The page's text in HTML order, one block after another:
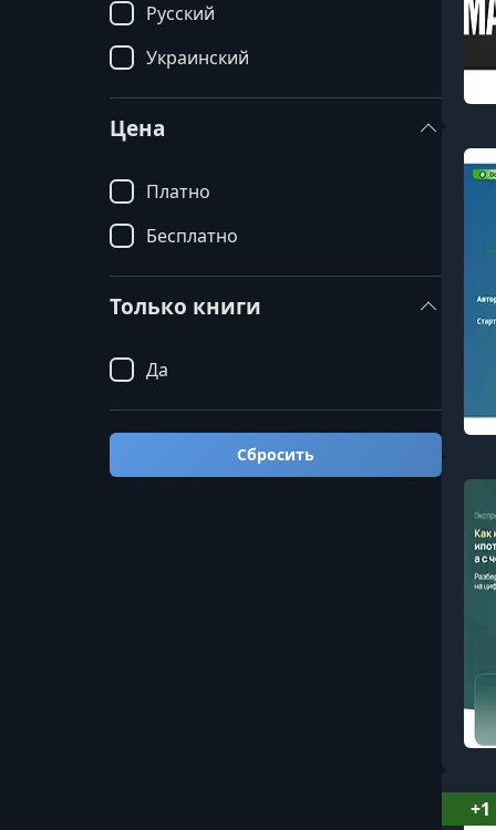
Русский
Украинский
Цена
Платно
Бесплатно
Только книги
Да
Сбросить
+1